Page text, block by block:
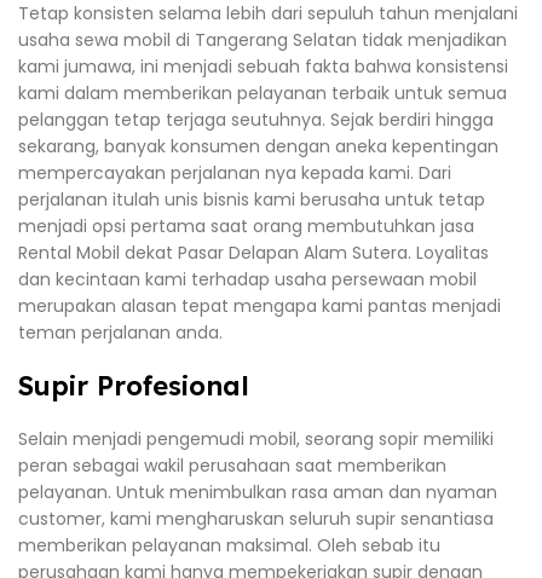
Tetap konsisten selama lebih dari sepuluh tahun menjalani
usaha sewa mobil di Tangerang Selatan tidak menjadikan
kami jumawa, ini menjadi sebuah fakta bahwa konsistensi
kami dalam memberikan pelayanan terbaik untuk semua
pelanggan tetap terjaga seutuhnya. Sejak berdiri hingga
sekarang, banyak konsumen dengan aneka kepentingan
mempercayakan perjalanan nya kepada kami. Dari
perjalanan itulah unis bisnis kami berusaha untuk tetap
menjadi opsi pertama saat orang membutuhkan jasa
Rental Mobil dekat Pasar Delapan Alam Sutera. Loyalitas
dan kecintaan kami terhadap usaha persewaan mobil
merupakan alasan tepat mengapa kami pantas menjadi
teman perjalanan anda.
Supir Profesional
Selain menjadi pengemudi mobil, seorang sopir memiliki
peran sebagai wakil perusahaan saat memberikan
pelayanan. Untuk menimbulkan rasa aman dan nyaman
customer, kami mengharuskan seluruh supir senantiasa
memberikan pelayanan maksimal. Oleh sebab itu
perusahaan kami hanya mempekerjakan supir dengan